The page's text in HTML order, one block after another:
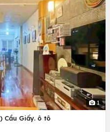
1
Cầu Giấy. ô tô